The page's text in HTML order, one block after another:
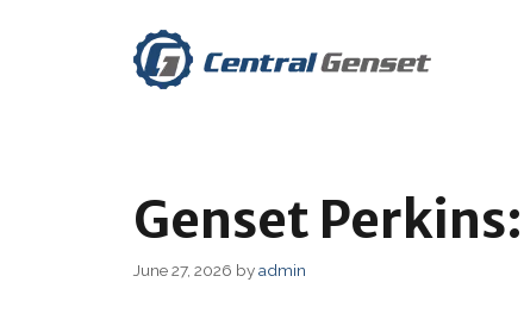
Genset
June 27, 2026 byadmin